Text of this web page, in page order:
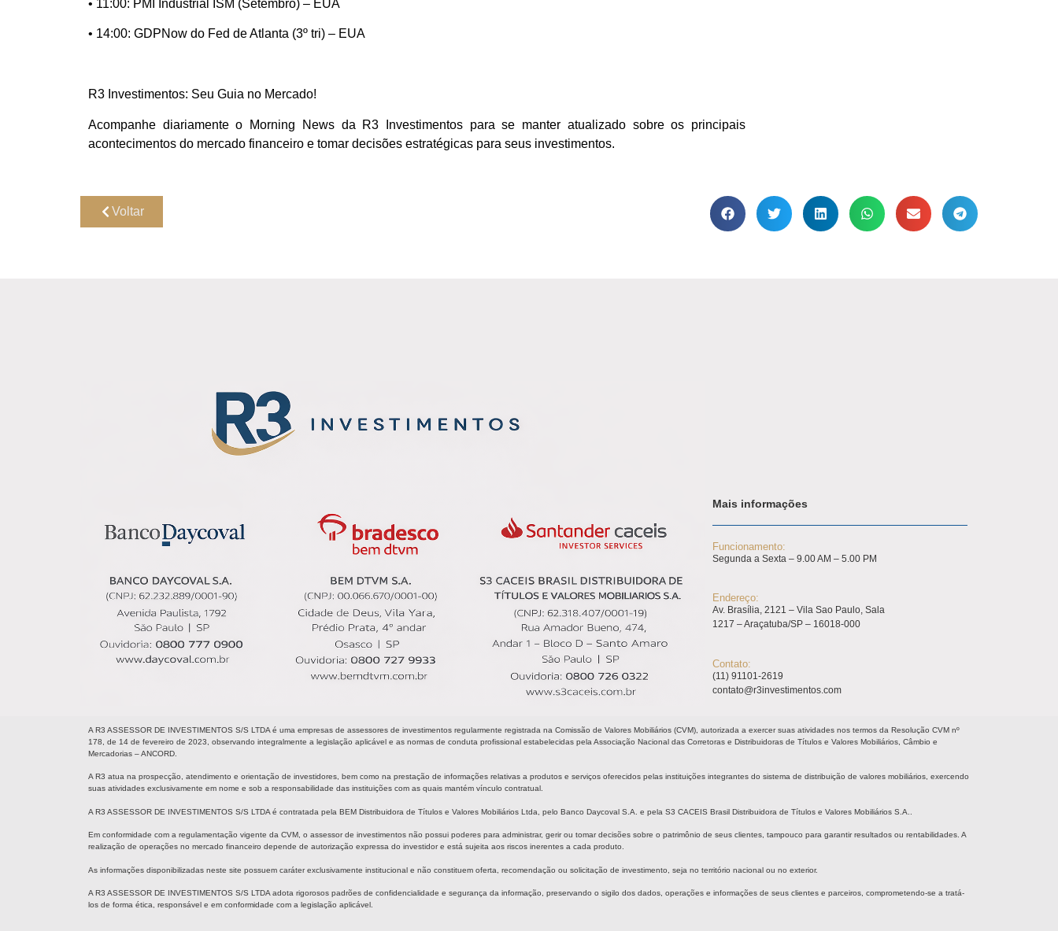
• 11:00: PMI Industrial ISM (Setembro) – EUA
• 14:00: GDPNow do Fed de Atlanta (3º tri) – EUA
R3 Investimentos: Seu Guia no Mercado!
Acompanhe diariamente o Morning News da R3 Investimentos para se manter atualizado sobre os principais
acontecimentos do mercado financeiro e tomar decisões estratégicas para seus investimentos.
Voltar
Mais informações
Funcionamento:
Segunda a Sexta – 9.00 AM – 5.00 PM
Endereço:
Av. Brasília, 2121 – Vila Sao Paulo, Sala
1217 – Araçatuba/SP – 16018-000
Contato:
(11) 91101-2619
contato@r3investimentos.com
A R3 ASSESSOR DE INVESTIMENTOS S/S LTDA é uma empresas de assessores de investimentos regularmente registrada na Comissão de Valores Mobiliários (CVM), autorizada a exercer suas atividades nos termos da Resolução CVM nº
178, de 14 de fevereiro de 2023, observando integralmente a legislação aplicável e as normas de conduta profissional estabelecidas pela Associação Nacional das Corretoras e Distribuidoras de Títulos e Valores Mobiliários, Câmbio e
Mercadorias – ANCORD.
A R3 atua na prospecção, atendimento e orientação de investidores, bem como na prestação de informações relativas a produtos e serviços oferecidos pelas instituições integrantes do sistema de distribuição de valores mobiliários, exercendo
suas atividades exclusivamente em nome e sob a responsabilidade das instituições com as quais mantém vínculo contratual.
A R3 ASSESSOR DE INVESTIMENTOS S/S LTDA é contratada pela BEM Distribuidora de Títulos e Valores Mobiliários Ltda, pelo Banco Daycoval S.A. e pela S3 CACEIS Brasil Distribuidora de Títulos e Valores Mobiliários S.A..
Em conformidade com a regulamentação vigente da CVM, o assessor de investimentos não possui poderes para administrar, gerir ou tomar decisões sobre o patrimônio de seus clientes, tampouco para garantir resultados ou rentabilidades. A
realização de operações no mercado financeiro depende de autorização expressa do investidor e está sujeita aos riscos inerentes a cada produto.
As informações disponibilizadas neste site possuem caráter exclusivamente institucional e não constituem oferta, recomendação ou solicitação de investimento, seja no território nacional ou no exterior.
A R3 ASSESSOR DE INVESTIMENTOS S/S LTDA adota rigorosos padrões de confidencialidade e segurança da informação, preservando o sigilo dos dados, operações e informações de seus clientes e parceiros, comprometendo-se a tratá-
los de forma ética, responsável e em conformidade com a legislação aplicável.